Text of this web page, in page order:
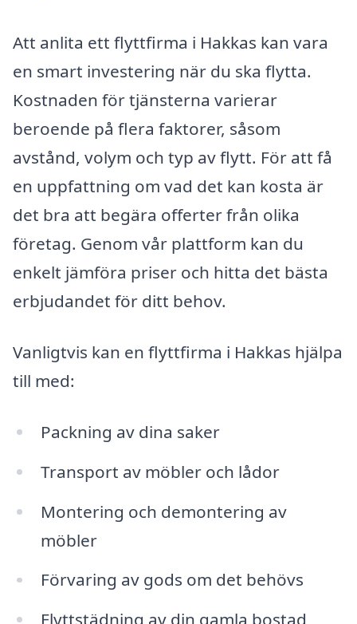
Att anlita ett flyttfirma i Hakkas kan vara
en smart investering när du ska flytta.
Kostnaden för tjänsterna varierar
beroende på flera faktorer, såsom
avstånd, volym och typ av flytt. För att få
en uppfattning om vad det kan kosta är
det bra att begära offerter från olika
företag. Genom vår plattform kan du
enkelt jämföra priser och hitta det bästa
erbjudandet för ditt behov.
Vanligtvis kan en flyttfirma i Hakkas hjälpa
till med:
Packning av dina saker
Transport av möbler och lådor
Montering och demontering av
möbler
Förvaring av gods om det behövs
Flyttstädning av din gamla bostad